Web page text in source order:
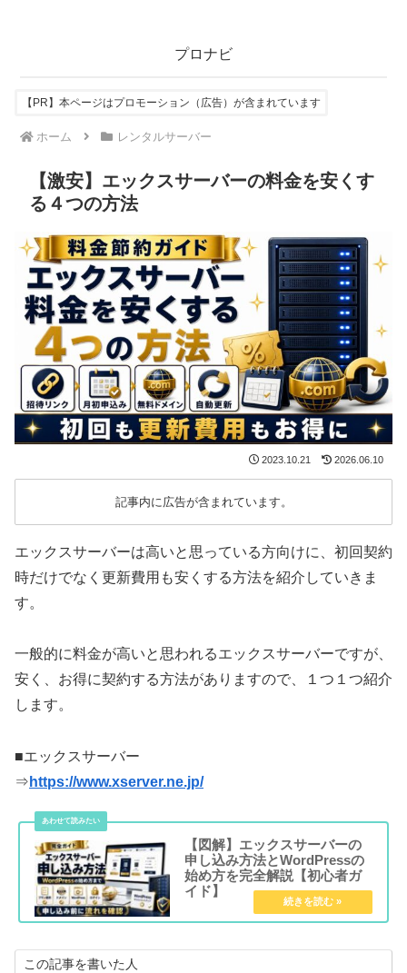
プロナビ
【PR】本ページはプロモーション（広告）が含まれています
ホーム レンタルサーバー
【激安】エックスサーバーの料金を安くす
る４つの方法
2023.10.21 2026.06.10
記事内に広告が含まれています。
エックスサーバーは高いと思っている方向けに、初回契約
時だけでなく更新費用も安くする方法を紹介していきま
す。
一般的に料金が高いと思われるエックスサーバーですが、
安く、お得に契約する方法がありますので、１つ１つ紹介
します。
■エックスサーバー
⇒ https://www.xserver.ne.jp/
【図解】エックスサーバーの
申し込み方法とWordPressの
始め方を完全解説【初心者ガ
イド】
この記事を書いた人